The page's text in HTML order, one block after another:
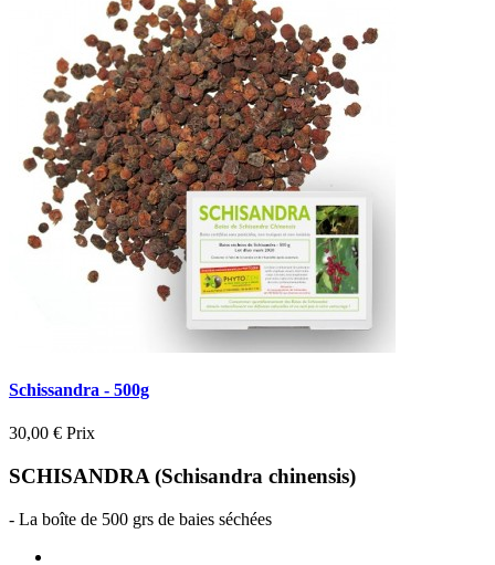
Schissandra - 500g
30,00 € Prix
SCHISANDRA (Schisandra chinensis)
- La boîte de 500 grs de baies séchées